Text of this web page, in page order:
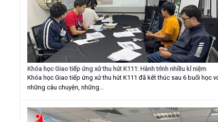
Khóa học Giao tiếp ứng xử thu hút K111: Hành trình nhiều kỉ niệm
Khóa học Giao tiếp ứng xử thu hút K111 đã kết thúc sau 6 buổi học
những câu chuyện, những...